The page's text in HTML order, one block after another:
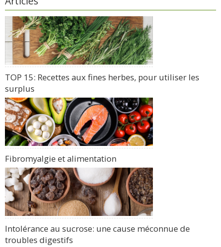
TOP 15: Recettes aux fines herbes, pour utiliser les
surplus
Fibromyalgie et alimentation
Intolérance au sucrose: une cause méconnue de
troubles digestifs